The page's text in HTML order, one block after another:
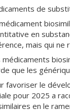
de
en
mais qui ne
médicaments
que les
favoriser le
pour 2025 a
en le